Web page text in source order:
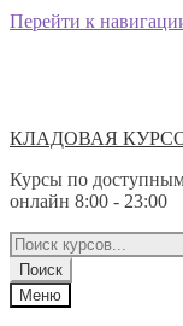
Перейти к
КЛАДОВАЯ
Курсы по
онлайн 8:00 - 23:00
Поиск
Меню